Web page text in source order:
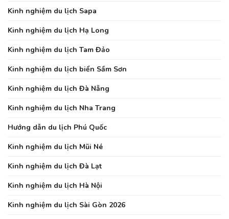
Kinh nghiệm du lịch Sapa
Kinh nghiệm du lịch Hạ Long
Kinh nghiệm du lịch Tam Đảo
Kinh nghiệm du lịch biển Sầm Sơn
Kinh nghiệm du lịch Đà Nẵng
Kinh nghiệm du lịch Nha Trang
Hướng dẫn du lịch Phú Quốc
Kinh nghiệm du lịch Mũi Né
Kinh nghiệm du lịch Đà Lạt
Kinh nghiệm du lịch Hà Nội
Kinh nghiệm du lịch Sài Gòn 2026